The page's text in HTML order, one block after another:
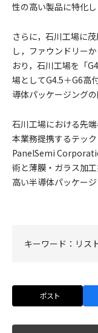
性の高い製品に特化し
さらに，石川工場に
し，ファウンドリー
おり，石川工場を「
場としてG4.5＋G6高
導体パッケージング
石川工場における先
本業務提携するテッ
PanelSemi
術と薄膜・ガラス加
高い半導体パッケー
キーワード： リス
ポスト